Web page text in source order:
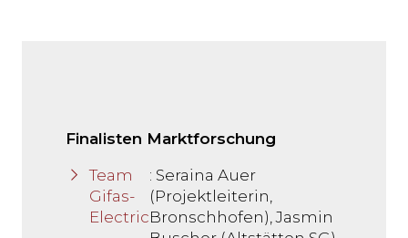
Finalisten Marktforschung
Team
Gifas-
Electric
: Seraina Auer
(Projektleiterin,
Bronschhofen), Jasmin